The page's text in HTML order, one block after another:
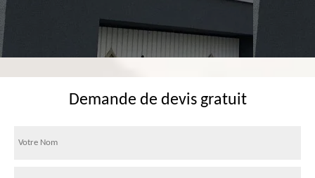
Demande de devis gratuit